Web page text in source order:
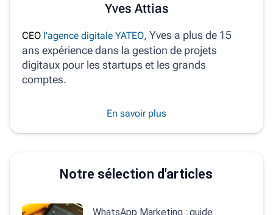
Yves Attias
CEO l'agence digitale YATEO, Yves a plus de 15
ans expérience dans la gestion de projets
digitaux pour les startups et les grands
comptes.
En savoir plus
Notre sélection d'articles
WhatsApp Marketing : guide